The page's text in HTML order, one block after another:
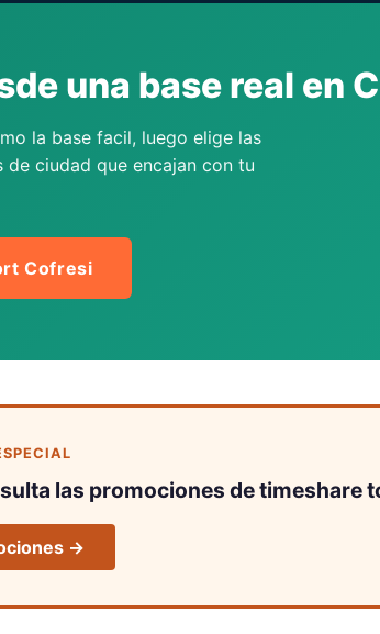
una base real en
la base facil, luego elige las
ciudad que encajan con tu
Cofresi
las promociones de timeshare
→